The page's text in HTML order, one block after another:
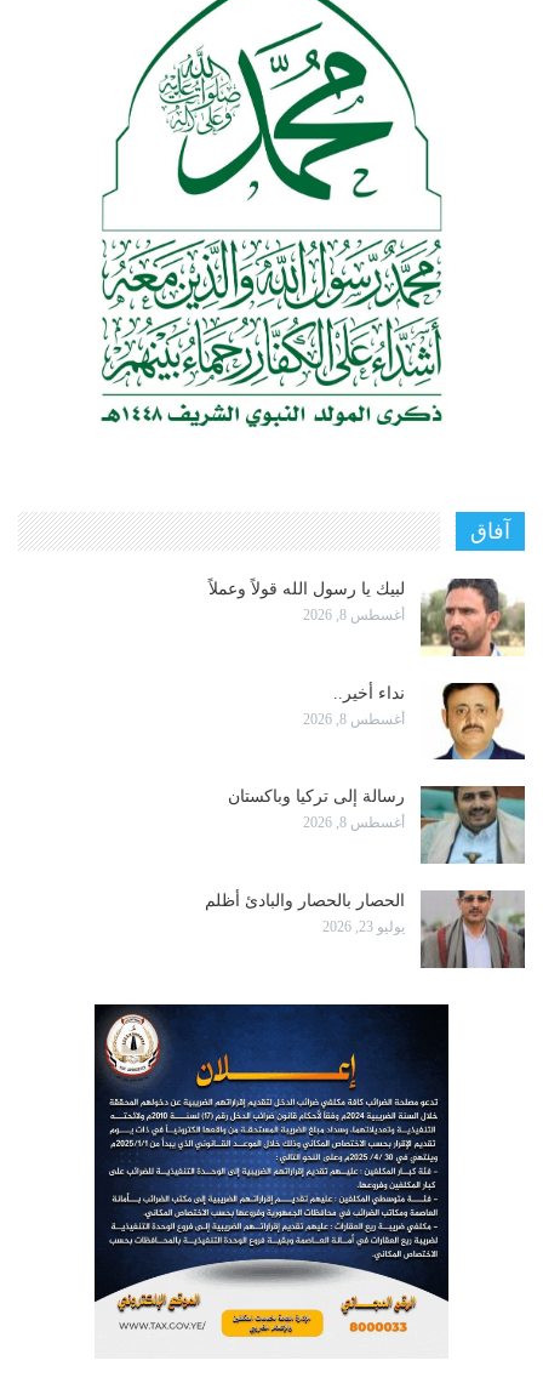
آفاق
لبيك يا رسول الله قولاً وعملاً
أغسطس 8, 2026
نداء أخير..
أغسطس 8, 2026
رسالة إلى تركيا وباكستان
أغسطس 8, 2026
الحصار بالحصار والبادئ أظلم
يوليو 23, 2026